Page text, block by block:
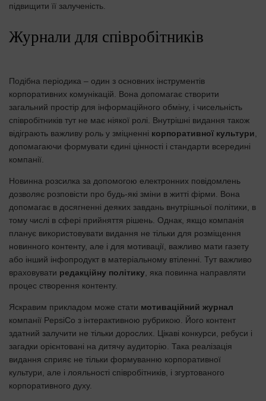
підвищити її залученість.
Журнали для співробітників
Подібна періодика – один з основних інструментів
корпоративних комунікацій. Вона допомагає створити
загальний простір для інформаційного обміну, і чисельність
співробітників тут не має ніякої ролі. Внутрішні видання також
відіграють важливу роль у зміцненні корпоративної культури
допомагаючи формувати єдині цінності і стандарти всередині
компанії.
Новинна розсилка за допомогою електронних повідомлень
дозволяє розповісти про будь-які зміни в житті фірми. Вона
допомагає в досягненні деяких завдань внутрішньої політики, в
тому числі в сфері прийняття рішень. Однак, якщо компанія
планує використовувати видання не тільки для розміщення
новинного контенту, але і для мотивації, важливо мати газету
або інший інфопродукт в матеріальному втіленні. Тут важливо
враховувати редакційну політику , яка повинна направляти
процес створення контенту.
Яскравим прикладом може стати мотиваційний журнал
компанії PepsiCo з інтерактивною рубрикою. Його контент
здатний залучити не тільки дорослих. Цікаві конкурси, ребуси і
загадки орієнтовані на дитячу аудиторію. Така реалізація
видання сприяє не тільки формуванню корпоративної
культури, але і лояльності співробітників, і згуртованого
корпоративного духу.